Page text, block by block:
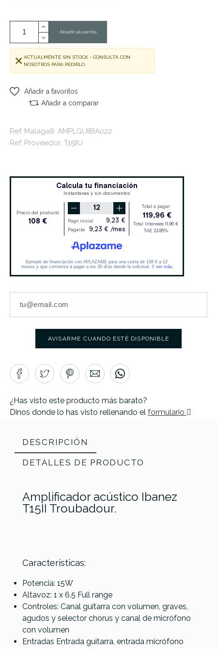
Añadir al carrito
ACTUALMENTE SIN STOCK - CONSULTA CON
NOSOTROS PARA PEDIRLO
Añadir a favoritos
Añadir a comparar
Ref. Malaga8: AMPLGUIIBA022
Ref. Proveedor: T15IIU
AVISARME CUANDO ESTÉ DISPONIBLE
¿Has visto este producto más barato?
Dinos donde lo has visto rellenando el formulario
DESCRIPCIÓN
DETALLES DE PRODUCTO
Amplificador acústico Ibanez
T15II Troubadour.
Características:
Potencia: 15W
Altavoz: 1 x 6.5 Full range
Controles: Canal guitarra con volumen, graves,
agudos y selector chorus y canal de micrófono
con volumen
Entradas Entrada guitarra, entrada micrófono